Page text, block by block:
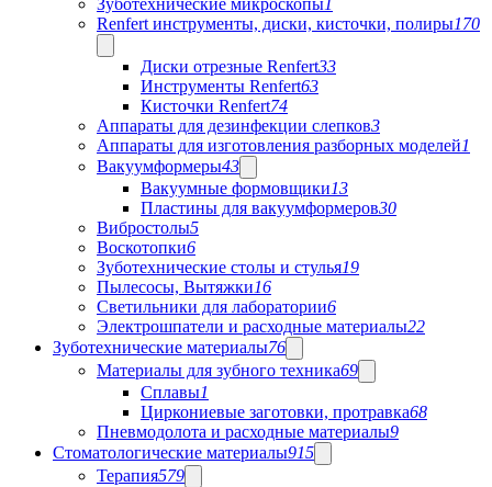
Зуботехнические микроскопы1
Renfert инструменты, диски, кисточки, полиры170
Диски отрезные Renfert33
Инструменты Renfert63
Кисточки Renfert74
Аппараты для дезинфекции слепков3
Аппараты для изготовления разборных моделей1
Вакуумформеры43
Вакуумные формовщики13
Пластины для вакуумформеров30
Вибростолы5
Воскотопки6
Зуботехнические столы и стулья19
Пылесосы, Вытяжки16
Светильники для лаборатории6
Электрошпатели и расходные материалы22
Зуботехнические материалы76
Материалы для зубного техника69
Сплавы1
Циркониевые заготовки, протравка68
Пневмодолота и расходные материалы9
Стоматологические материалы915
Терапия579